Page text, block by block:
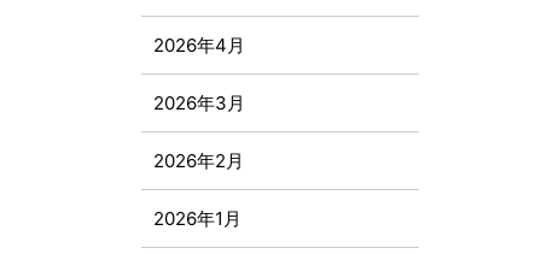
2026年4月
2026年3月
2026年2月
2026年1月